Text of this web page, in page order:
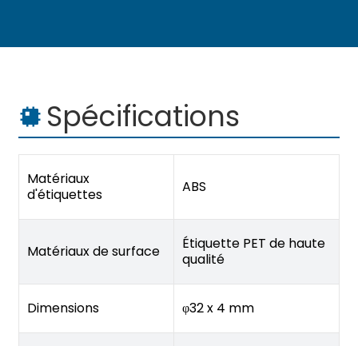
Spécifications
Matériaux
d'étiquettes
ABS
Matériaux de surface
Étiquette PET de haute
qualité
Dimensions φ32 x 4 mm